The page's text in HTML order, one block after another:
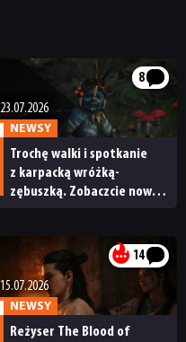
8
23.07.2026
NEWSY
Trochę walki i spotkanie
z karpacką wróżką-
zębuszką. Zobaczcie nową
14
15.07.2026
NEWSY
Reżyser The Blood of